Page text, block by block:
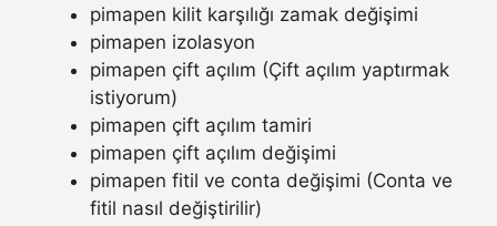
pimapen kilit karşılığı zamak değişimi
pimapen izolasyon
pimapen çift açılım (Çift açılım yaptırmak
istiyorum)
pimapen çift açılım tamiri
pimapen çift açılım değişimi
pimapen fitil ve conta değişimi (Conta ve
fitil nasıl değiştirilir)